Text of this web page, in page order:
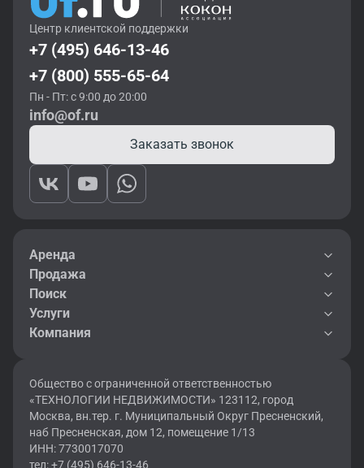
Центр клиентской поддержки
+7 (495) 646-13-46
+7 (800) 555-65-64
Пн - Пт: с 9:00 до 20:00
info@of.ru
Заказать звонок
Аренда
Продажа
Поиск
Услуги
Компания
Общество с ограниченной ответственностью
«ТЕХНОЛОГИИ НЕДВИЖИМОСТИ» 123112, город
Москва, вн.тер. г. Муниципальный Округ Пресненский,
наб Пресненская, дом 12, помещение 1/13
ИНН: 7730017070
тел: +7 (495) 646-13-46